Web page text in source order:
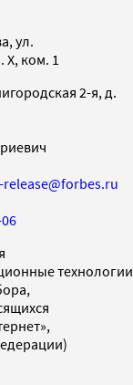
ул.
X, ком. 1
2-я, д.
release@forbes.ru
технологии